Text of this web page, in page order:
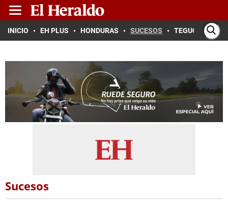
INICIO EH PLUS HONDURAS SUCESOS TEGUCIGALPA
Sucesos